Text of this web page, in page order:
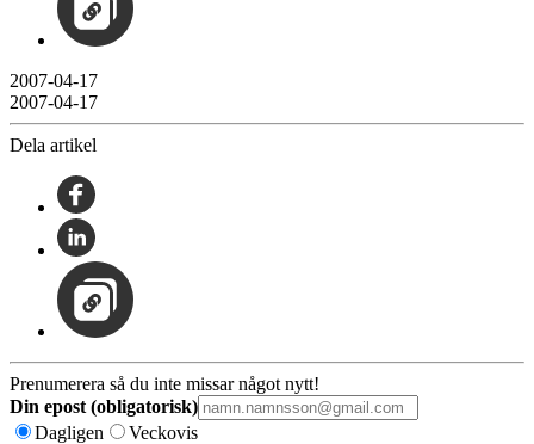
2007-04-17
2007-04-17
Dela artikel
Prenumerera så du inte missar något nytt!
Din epost (obligatorisk)
Dagligen
Veckovis